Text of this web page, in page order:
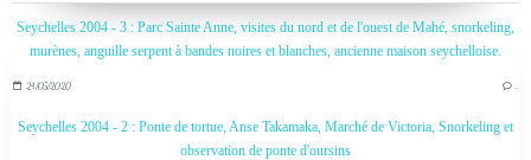
Seychelles 2004 - 3 : Parc Sainte Anne, visites du nord et de l'ouest de Mahé, snorkeling,
murènes, anguille serpent à bandes noires et blanches, ancienne maison seychelloise.
24/05/2020
Seychelles 2004 - 2 : Ponte de tortue, Anse Takamaka, Marché de Victoria, Snorkeling et
observation de ponte d'oursins